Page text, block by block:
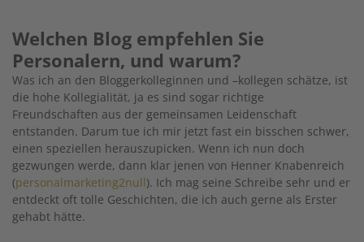
Welchen Blog empfehlen Sie
Personalern, und warum?
Was ich an den Bloggerkolleginnen und –kollegen schätze, ist
die hohe Kollegialität, ja es sind sogar richtige
Freundschaften aus der gemeinsamen Leidenschaft
entstanden. Darum tue ich mir jetzt fast ein bisschen schwer,
einen speziellen herauszupicken. Wenn ich nun doch
gezwungen werde, dann klar jenen von Henner Knabenreich
(personalmarketing2null). Ich mag seine Schreibe sehr und er
entdeckt oft tolle Geschichten, die ich auch gerne als Erster
gehabt hätte.